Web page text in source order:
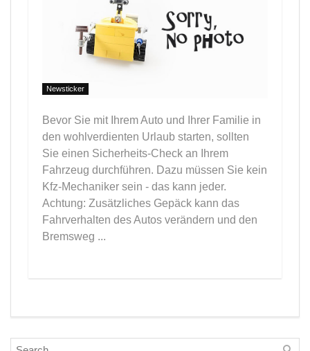
Newsticker
Bevor Sie mit Ihrem Auto und Ihrer Familie in
den wohlverdienten Urlaub starten, sollten
Sie einen Sicherheits-Check an Ihrem
Fahrzeug durchführen. Dazu müssen Sie kein
Kfz-Mechaniker sein - das kann jeder.
Achtung: Zusätzliches Gepäck kann das
Fahrverhalten des Autos verändern und den
Bremsweg ...